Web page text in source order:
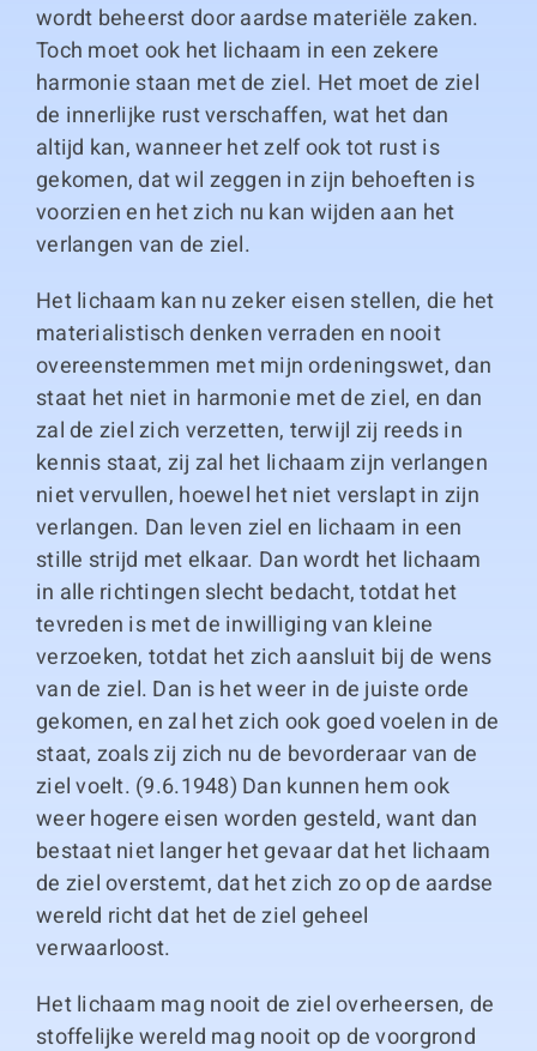
wordt beheerst door aardse materiële zaken.
Toch moet ook het lichaam in een zekere
harmonie staan met de ziel. Het moet de ziel
de innerlijke rust verschaffen, wat het dan
altijd kan, wanneer het zelf ook tot rust is
gekomen, dat wil zeggen in zijn behoeften is
voorzien en het zich nu kan wijden aan het
verlangen van de ziel.
Het lichaam kan nu zeker eisen stellen, die het
materialistisch denken verraden en nooit
overeenstemmen met mijn ordeningswet, dan
staat het niet in harmonie met de ziel, en dan
zal de ziel zich verzetten, terwijl zij reeds in
kennis staat, zij zal het lichaam zijn verlangen
niet vervullen, hoewel het niet verslapt in zijn
verlangen. Dan leven ziel en lichaam in een
stille strijd met elkaar. Dan wordt het lichaam
in alle richtingen slecht bedacht, totdat het
tevreden is met de inwilliging van kleine
verzoeken, totdat het zich aansluit bij de wens
van de ziel. Dan is het weer in de juiste orde
gekomen, en zal het zich ook goed voelen in de
staat, zoals zij zich nu de bevorderaar van de
ziel voelt. (9.6.1948) Dan kunnen hem ook
weer hogere eisen worden gesteld, want dan
bestaat niet langer het gevaar dat het lichaam
de ziel overstemt, dat het zich zo op de aardse
wereld richt dat het de ziel geheel
verwaarloost.
Het lichaam mag nooit de ziel overheersen, de
stoffelijke wereld mag nooit op de voorgrond